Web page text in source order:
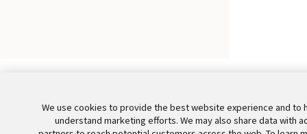
2026Okta, Inc. All Rights Reserved. それぞれの商標は、そ
れぞれの商標所有者に帰属します。
We use cookies to provide the best website experience and to
understand marketing efforts. We may also share data with